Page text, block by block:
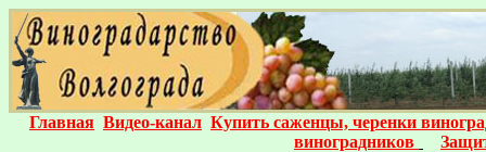
Главная Видео-канал Купить саженцы, черенки
виноградников